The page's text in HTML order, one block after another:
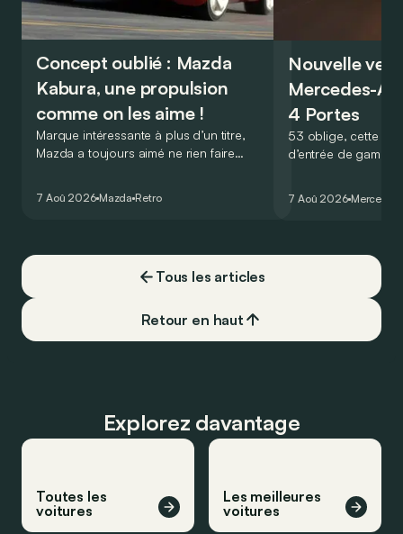
Concept oublié : Mazda
Kabura, une propulsion
comme on les aime !
Marque intéressante à plus d’un titre,
Mazda a toujours aimé ne rien faire
de la plus belle des manières…
7 Aoû 2026 Mazda Retro
Nouvelle
Mercedes-
4 Portes
53 oblige, cette
d’entrée de
moins…
7 Aoû 2026 Mercedes
Tous les articles
Retour en haut
Explorez davantage
Toutes les
voitures
Les meilleures
voitures